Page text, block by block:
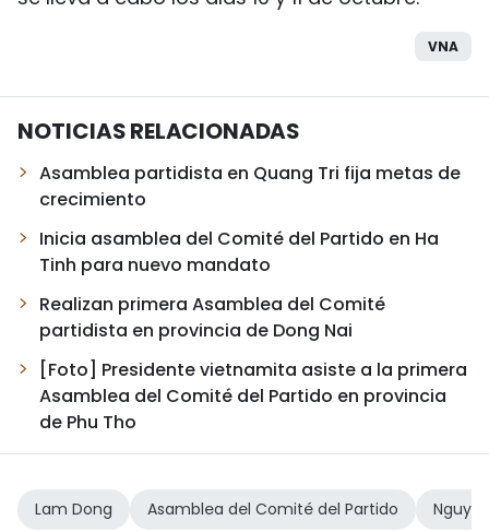
VNA
NOTICIAS RELACIONADAS
Asamblea partidista en Quang Tri fija metas de
crecimiento
Inicia asamblea del Comité del Partido en Ha
Tinh para nuevo mandato
Realizan primera Asamblea del Comité
partidista en provincia de Dong Nai
[Foto] Presidente vietnamita asiste a la primera
Asamblea del Comité del Partido en provincia
de Phu Tho
Lam Dong Asamblea del Comité del Partido